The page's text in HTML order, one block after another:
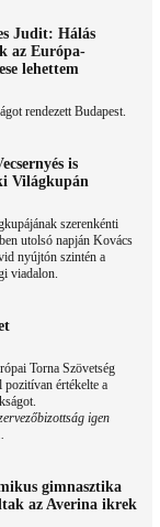
Judit: Hálás
az Európa-
lehettem
rendezett Budapest.
is
Világkupán
szerenkénti
utolsó napján Kovács
nyújtón szintén a
viadalon.
Torna Szövetség
értékelte a
igen
gimnasztika
az Averina ikrek